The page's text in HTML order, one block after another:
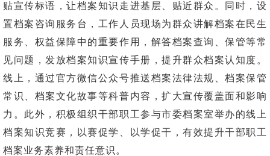
贴宣传标语，让档案知识走进基层、贴近群众。同时，设
置档案咨询服务台，工作人员现场为群众讲解档案在民生
服务、权益保障中的重要作用，解答档案查询、保管等常
见问题，发放档案知识宣传手册，提升群众档案认知度。
线上，通过官方微信公众号推送档案法律法规、档案保管
常识、档案文化故事等科普内容，扩大宣传覆盖面和影响
力。此外，积极组织干部职工参与市委档案室举办的线上
档案知识竞赛，以赛促学、以学促干，有效提升干部职工
档案业务素养和责任意识。